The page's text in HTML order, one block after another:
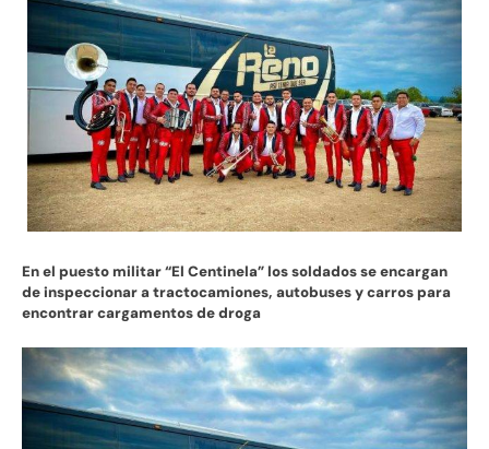
En el puesto militar “El Centinela” los soldados se encargan
de inspeccionar a tractocamiones, autobuses y carros para
encontrar cargamentos de droga